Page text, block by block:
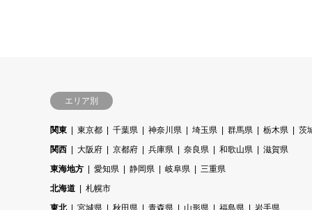
エリア別
関東 東京都 千葉県 神奈川県 埼玉県 群馬県 栃木県
茨
関西
大阪府 京都府 兵庫県 奈良県 和歌山県
滋賀県
東海地方
愛知県 静岡県 岐阜県
三重県
北海道
札幌市
東北
宮城県 秋田県 青森県 山形県 福島県
岩手県